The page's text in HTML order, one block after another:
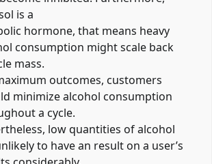
is a
hormone, that means heavy
consumption might scale back
mass.
outcomes, customers
minimize alcohol consumption
a cycle.
low quantities of alcohol
to have an result on a user’s